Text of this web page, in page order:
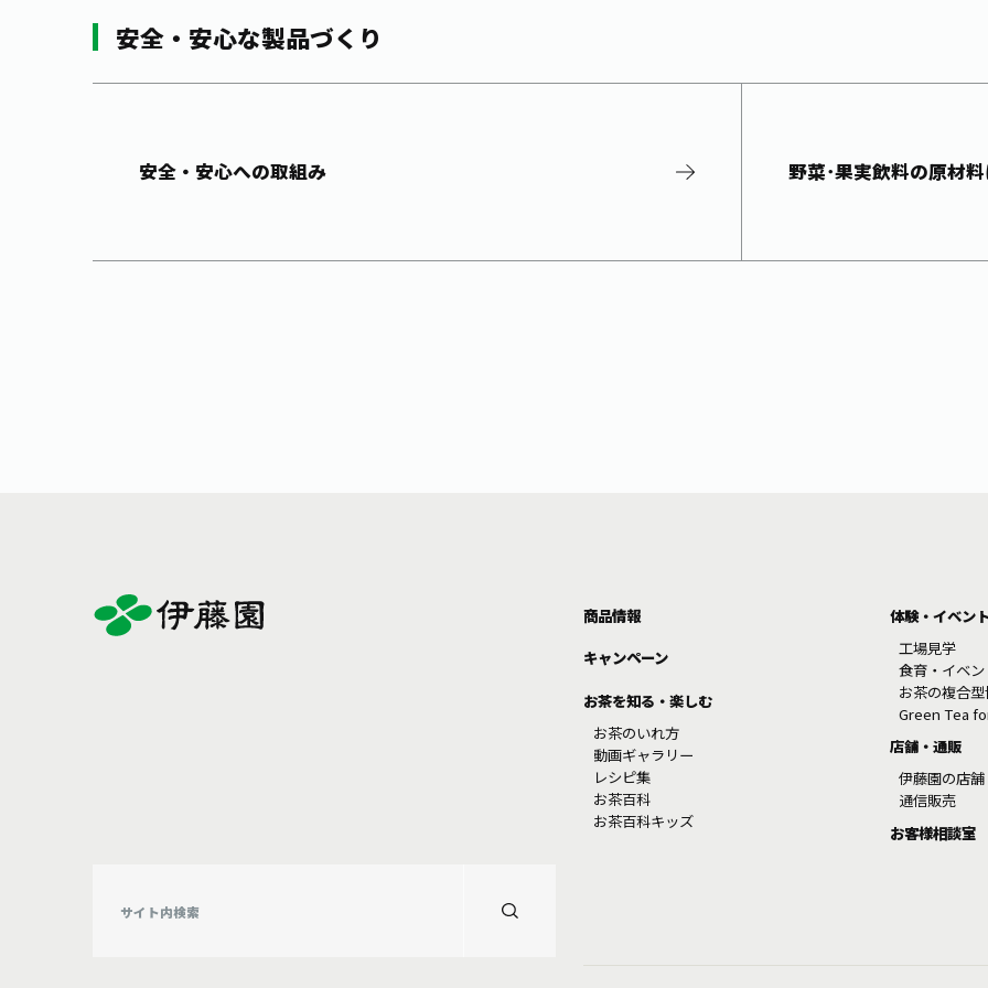
安全・安心な製品づくり
安全・安心への取組み 野菜･果実飲料の原材
商品情報
キャンペーン
お茶を知る・楽しむ
お茶のいれ方
動画ギャラリー
レシピ集
お茶百科
お茶百科キッズ
体験・イベン
工場見学
食育・イベ
お茶の複合
Green Tea
店舗・通販
伊藤園の店舗
通信販売
お客様相談室